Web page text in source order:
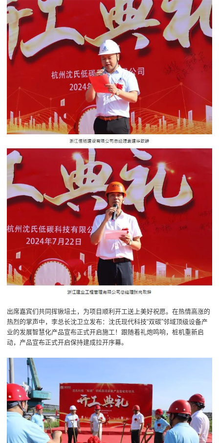
出席嘉宾们共同挥锹培土，为项目顺利开工送上美好祝愿。在热情高涨的
热烈的掌声中，李总长沈卫立发布：沈氏现代科技“双碳”邻域顶级设备产
业的发展智慧化产品宣布正式开启施工！跟随着礼炮鸣响，桩机重新启
动，产品宣布正式开启保持建成拉开序幕。